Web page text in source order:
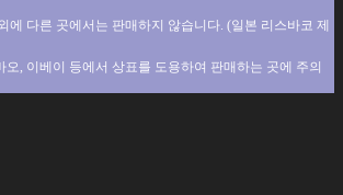
에 다른 곳에서는 판매하지 않습니다. (일본 리스바코 제
오, 이베이 등에서 상표를 도용하여 판매하는 곳에 주의